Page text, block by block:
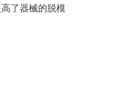
了器械的脱模